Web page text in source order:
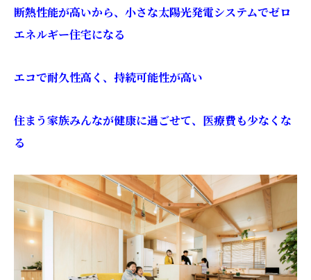
断熱性能が高いから、小さな太陽光発電システムでゼロ
エネルギー住宅になる
エコで耐久性高く、持続可能性が高い
住まう家族みんなが健康に過ごせて、医療費も少なくな
る